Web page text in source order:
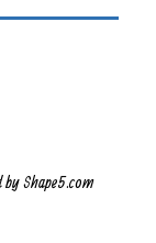
Shape5.com